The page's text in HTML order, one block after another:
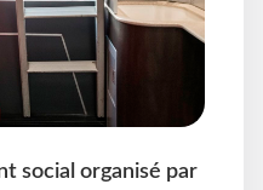
social organisé par